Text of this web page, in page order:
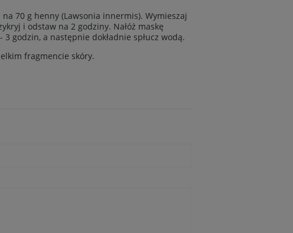
70 g henny (Lawsonia innermis). Wymieszaj
i odstaw na 2 godziny. Nałóż maskę
godzin, a następnie dokładnie spłucz wodą.
fragmencie skóry.